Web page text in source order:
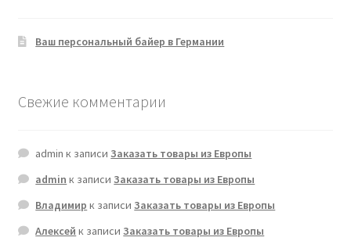
Ваш персональный байер в Германии
Свежие комментарии
admin к записиЗаказать товары из Европы
admin к записиЗаказать товары из Европы
Владимир к записиЗаказать товары из Европы
Алексей к записиЗаказать товары из Европы